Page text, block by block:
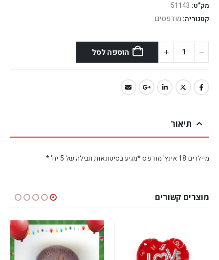
מק"ט: 51143
קטגוריה: מודפסים
הוספה לסל
תיאור
מיילרים 18 אינץ' מודפס *מגיע בסיטונאות חבילה של 5 יח' *
מוצרים קשורים